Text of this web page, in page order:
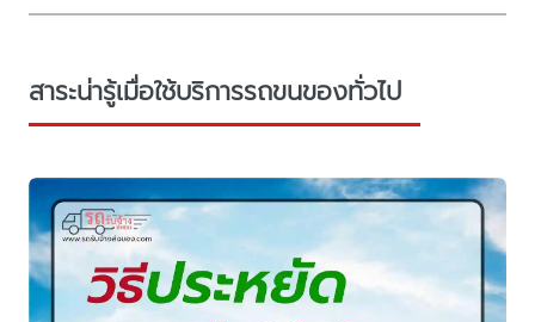
สาระน่ารู้เมื่อใช้บริการรถขนของทั่วไป